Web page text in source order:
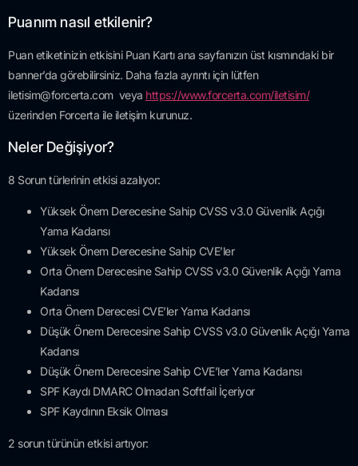
Puanım nasıl etkilenir?
Puan etiketinizin etkisini Puan Kartı ana sayfanızın üst kısmındaki bir
banner’da görebilirsiniz. Daha fazla ayrıntı için lütfen
iletisim@forcerta.comveya https://www.forcerta.com/iletisim/
üzerinden Forcerta ile iletişim kurunuz.
Neler Değişiyor?
8 Sorun türlerinin etkisi azalıyor:
Yüksek Önem Derecesine Sahip CVSS v3.0 Güvenlik Açığı
Yama Kadansı
Yüksek Önem Derecesine Sahip CVE’ler
Orta Önem Derecesine Sahip CVSS v3.0 Güvenlik Açığı Yama
Kadansı
Orta Önem Derecesi CVE’ler Yama Kadansı
Düşük Önem Derecesine Sahip CVSS v3.0 Güvenlik Açığı Yama
Kadansı
Düşük Önem Derecesine Sahip CVE’ler Yama Kadansı
SPF Kaydı DMARC Olmadan Softfail İçeriyor
SPF Kaydının Eksik Olması
2 sorun türünün etkisi artıyor: